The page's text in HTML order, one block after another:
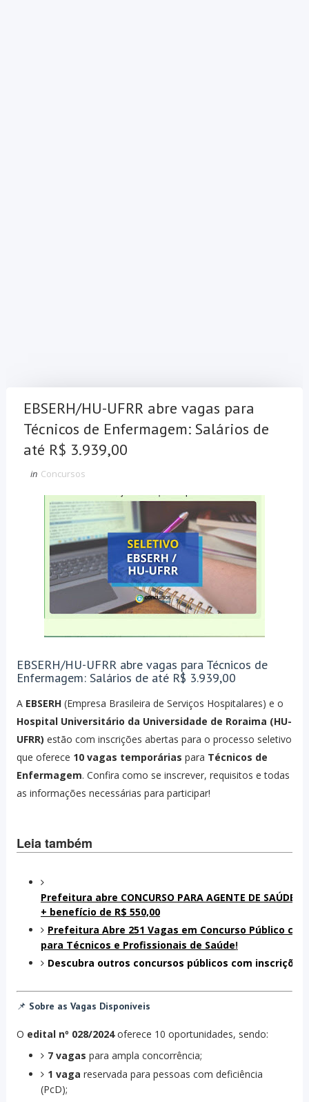
EBSERH/HU-UFRR abre vagas para
Técnicos de Enfermagem: Salários de
até R$ 3.939,00
in Concursos
EBSERH/HU-UFRR abre vagas para Técnicos de
Enfermagem: Salários de até R$ 3.939,00
A EBSERH(Empresa Brasileira de Serviços Hospitalares) e o
Hospital Universitário da Universidade de Roraima (HU-
UFRR) estão com inscrições abertas para o processo seletivo
que oferece 10 vagas temporárias para Técnicos de
Enfermagem. Confira como se inscrever, requisitos e todas
as informações necessárias para participar!
Leia também
Prefeitura abre CONCURSO PARA AGENTE DE SAÚDE
+ benefício de R$ 550,00
Prefeitura Abre 251 Vagas em Concurso Público
para Técnicos e Profissionais de Saúde!
Descubra outros concursos públicos com inscrições
📌 Sobre as Vagas Disponíveis
O edital nº 028/2024oferece 10 oportunidades, sendo:
7 vagas para ampla concorrência;
1 vaga reservada para pessoas com deficiência
(PcD);